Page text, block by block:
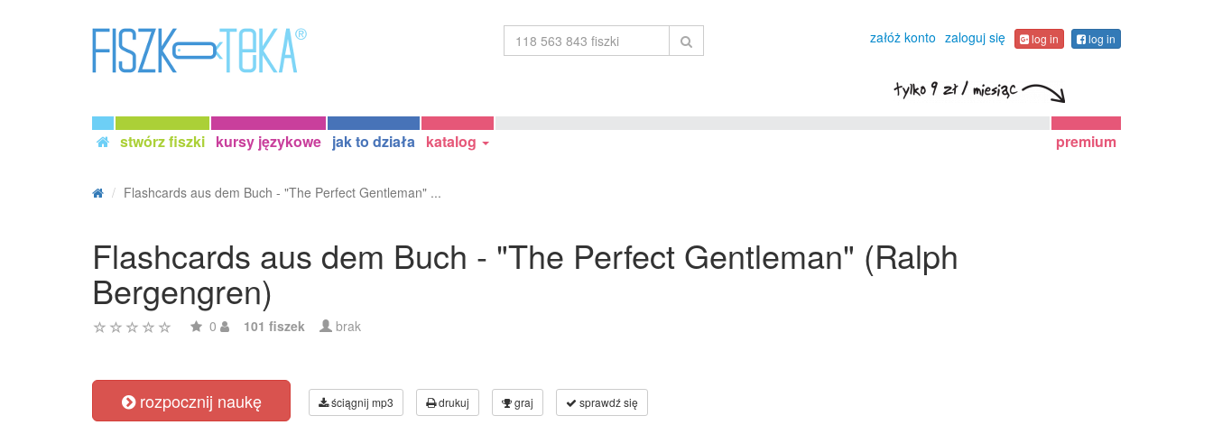
załóż konto zaloguj się log in log in
stwórz fiszki kursy językowe jak to działa katalog premium
Flashcards aus dem Buch - "The Perfect Gentleman" ...
Flashcards aus dem Buch - "The Perfect Gentleman" (Ralph
Bergengren)
0 101 fiszek brak
rozpocznij naukę ściągnij mp3 drukuj graj sprawdź się